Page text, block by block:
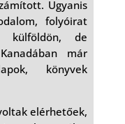
Ugyanis
folyóirat
külföldön, de
már
könyvek
elérhetőek,